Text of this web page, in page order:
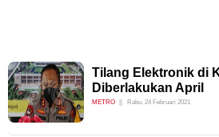
Tilang Elektronik di
Diberlakukan April
METRO Rabu, 24 Februari 2021